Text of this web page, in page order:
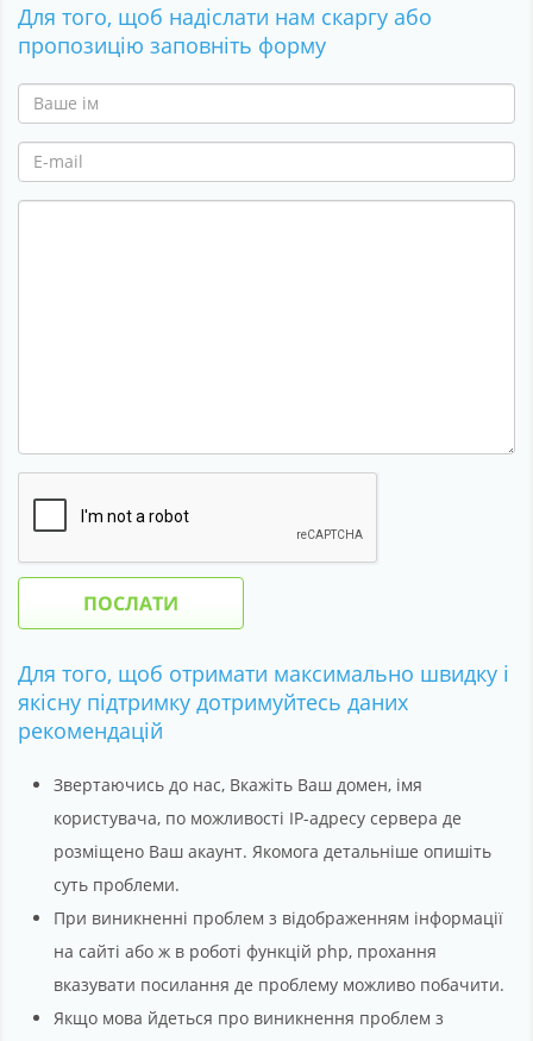
Для того, щоб надіслати нам скаргу або
пропозицію заповніть форму
ПОСЛАТИ
Для того, щоб отримати максимально швидку і
якісну підтримку дотримуйтесь даних
рекомендацій
Звертаючись до нас, Вкажіть Ваш домен, імя
користувача, по можливості IP-адресу сервера де
розміщено Ваш акаунт. Якомога детальніше опишіть
суть проблеми.
При виникненні проблем з відображенням інформації
на сайті або ж в роботі функцій php, прохання
вказувати посилання де проблему можливо побачити.
Якщо мова йдеться про виникнення проблем з